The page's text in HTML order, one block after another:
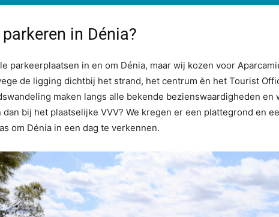
in Dénia?
parkeerplaatsen in en om Dénia, maar wij kozen voor
de ligging dichtbij het strand, het centrum èn het Tourist
maken langs alle bekende bezienswaardigheden en
dan bij het plaatselijke VVV? We kregen er een plattegrond en
om Dénia in een dag te verkennen.